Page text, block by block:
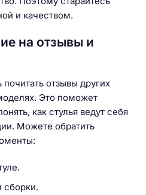
и качеством.
на отзывы и
отзывы других
Это поможет
как стулья ведут себя
Можете обратить
сборки.